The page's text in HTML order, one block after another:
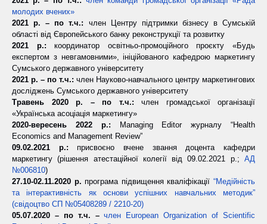
молодих вчених»
2021 р. – по т.ч.: член Центру підтримки бізнесу в Сумській
області від Європейського банку реконструкції та розвитку
2021 р.: координатор освітньо-промоційного проєкту «Будь
експертом з невгамовними», ініційованого кафедрою маркетингу
Сумського державного університету
2021 р. – по т.ч.: член Науково-навчального центру маркетингових
досліджень Сумського державного університету
Травень 2020 р. – по т.ч.: член громадської організації
«Українська асоціація маркетингу»
2020-вересень 2022 р.: Managing Editor журналу “Health
Economics and Management Review”
09.02.2021 р.: присвоєно вчене звання доцента кафедри
маркетингу (рішення атестаційної колегії від 09.02.2021 р.; АД
№006810)
27.10-02.11.2020 р. програма підвищення кваліфікації“Медійність
та інтерактивність як основи успішних навчальних методик”
(свідоцтво СП №05408289 / 2210-20)
05.07.2020 – по т.ч. –член European Organization of Scientific